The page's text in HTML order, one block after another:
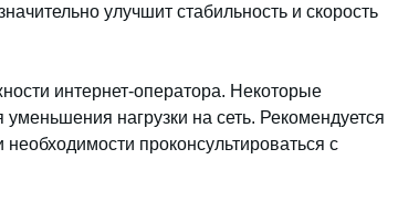
улучшит стабильность и скорость
интернет-оператора. Некоторые
нагрузки на сеть. Рекомендуется
проконсультироваться с